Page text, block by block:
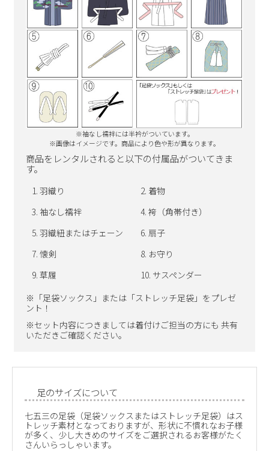
※袖なし襦袢には半衿がついています。
※画像はイメージです。商品により色や形が異なります。
商品をレンタルされると以下の付属品がついてきま
す。
羽織り
着物
袖なし襦袢
袴（角帯付き）
羽織紐またはチェーン
扇子
懐剣
お守り
草履
サスペンダー
※「足袋ソックス」または「ストレッチ足袋」をプレゼ
ント！
※セット内容につきましては着付けご担当の方にも 共有
いただきご確認ください。
足のサイズについて
七五三の足袋（足袋ソックスまたはストレッチ足袋）はス
トレッチ素材となっておりますが、形状に不慣れなお子様
が多く、少し大きめのサイズをご選択されるお客様がたく
さんいらっしゃいます。